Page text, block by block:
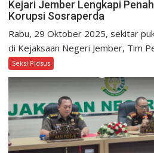
Kejari Jember Lengkapi
Korupsi Sosraperda
Rabu, 29 Oktober 2025, sekitar
di Kejaksaan Negeri Jember, Tim
Seksi Pidsus